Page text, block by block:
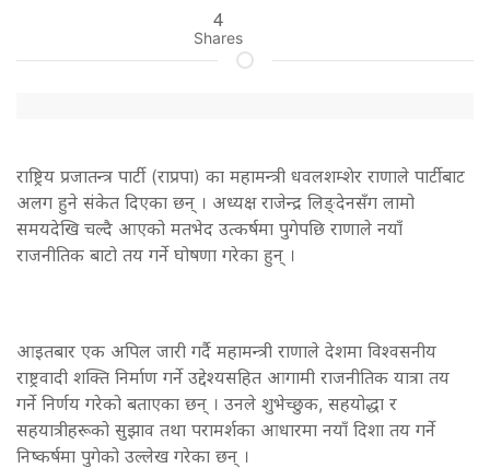
4
Shares
राष्ट्रिय प्रजातन्त्र पार्टी (राप्रपा) का महामन्त्री धवलशम्शेर राणाले पार्टीबाट
अलग हुने संकेत दिएका छन् । अध्यक्ष राजेन्द्र लिङ्देनसँग लामो
समयदेखि चल्दै आएको मतभेद उत्कर्षमा पुगेपछि राणाले नयाँ
राजनीतिक बाटो तय गर्ने घोषणा गरेका हुन् ।
आइतबार एक अपिल जारी गर्दै महामन्त्री राणाले देशमा विश्वसनीय
राष्ट्रवादी शक्ति निर्माण गर्ने उद्देश्यसहित आगामी राजनीतिक यात्रा तय
गर्ने निर्णय गरेको बताएका छन् । उनले शुभेच्छुक, सहयोद्धा र
सहयात्रीहरूको सुझाव तथा परामर्शका आधारमा नयाँ दिशा तय गर्ने
निष्कर्षमा पुगेको उल्लेख गरेका छन् ।